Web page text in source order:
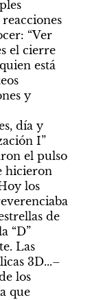
“Ver
el cierre
está
y
día y
I”
el pulso
hicieron
los
de
“D”
Las
3D...–
los
que